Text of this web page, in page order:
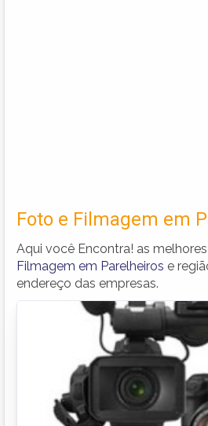
Foto e Filmagem em
Aqui você Encontra! as
Filmagem em Parelheiros e
endereço das empresas.